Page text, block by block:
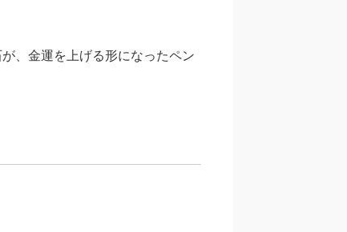
、金運を上げる形になったペン